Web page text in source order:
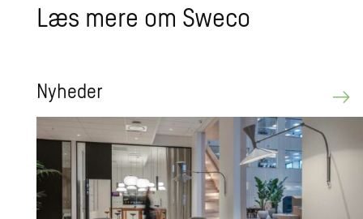
Læs mere om Sweco
Nyhe­der